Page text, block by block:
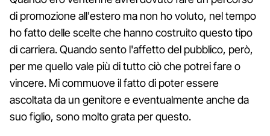
di promozione all'estero ma non ho voluto, nel tempo
ho fatto delle scelte che hanno costruito questo tipo
di carriera. Quando sento l'affetto del pubblico, però,
per me quello vale più di tutto ciò che potrei fare o
vincere. Mi commuove il fatto di poter essere
ascoltata da un genitore e eventualmente anche da
suo figlio, sono molto grata per questo.